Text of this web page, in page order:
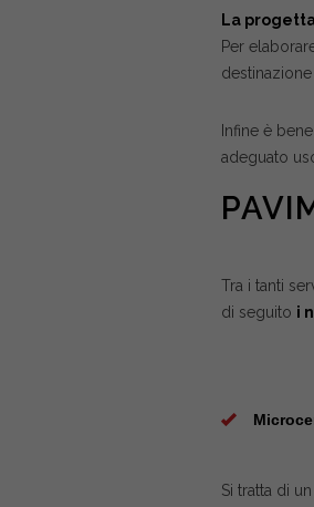
La
Per
Infine è
adeguato
Tra i tanti
di seguito i
Si tratta di un